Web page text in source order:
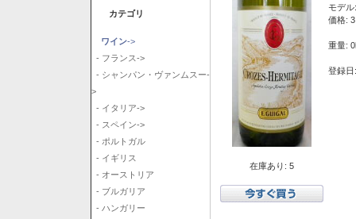
カテゴリ
ワイン->
- フランス->
- シャンパン・ヴァンムスー-
>
- イタリア->
- スペイン->
- ポルトガル
- イギリス
- オーストリア
- ブルガリア
- ハンガリー
在庫あり: 5
モデル:
価格:
重量:
登録